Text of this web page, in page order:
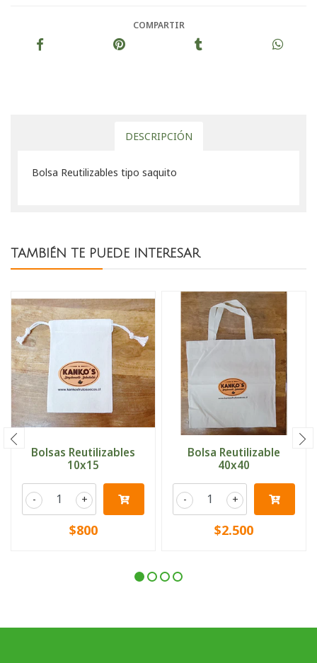
COMPARTIR
DESCRIPCIÓN
Bolsa Reutilizables tipo saquito
TAMBIÉN TE PUEDE INTERESAR
Bolsas Reutilizables
10x15
+
-
$800
Bolsa Reutilizable
40x40
+
-
$2.500